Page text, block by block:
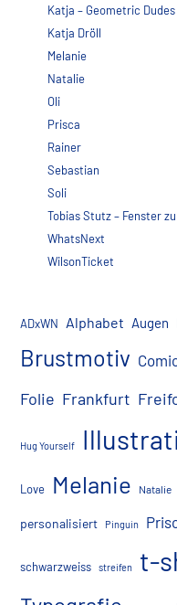
Katja – Geometric Dudes
Katja Dröll
Melanie
Natalie
Oli
Prisca
Rainer
Sebastian
Soli
Tobias Stutz – Fenster
WhatsNext
WilsonTicket
ADxWN Alphabet Augen
Brustmotiv
Folie Frankfurt
Hug Yourself
Love Melanie Natalie
personalisiert Pinguin
schwarzweiss streifen t-